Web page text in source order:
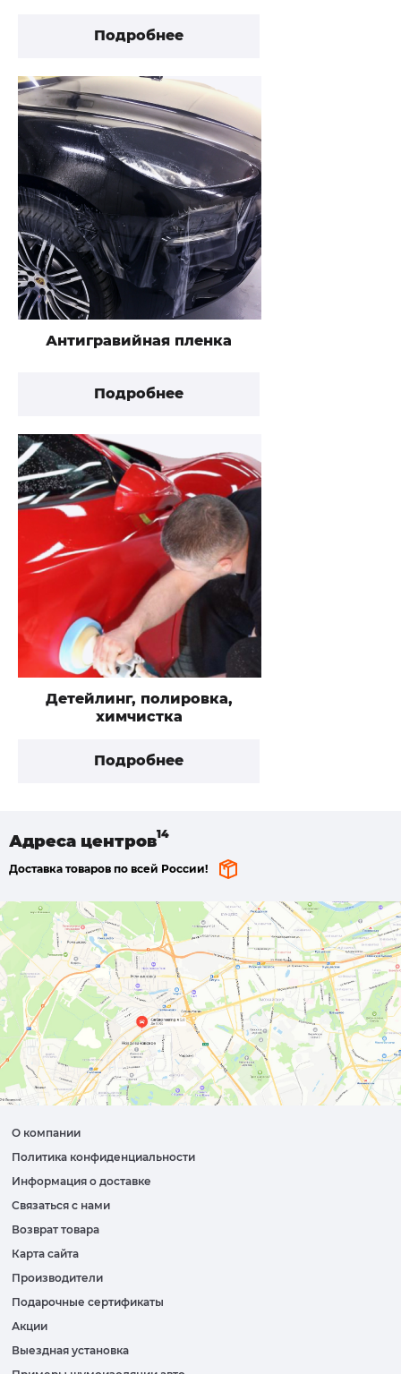
Подробнее
Антигравийная пленка
Подробнее
Детейлинг, полировка,
химчистка
Подробнее
Адреса центров
Доставка товаров по всей России!
О компании
Политика конфиденциальности
Информация о доставке
Связаться с нами
Возврат товара
Карта сайта
Производители
Подарочные сертификаты
Акции
Выездная установка